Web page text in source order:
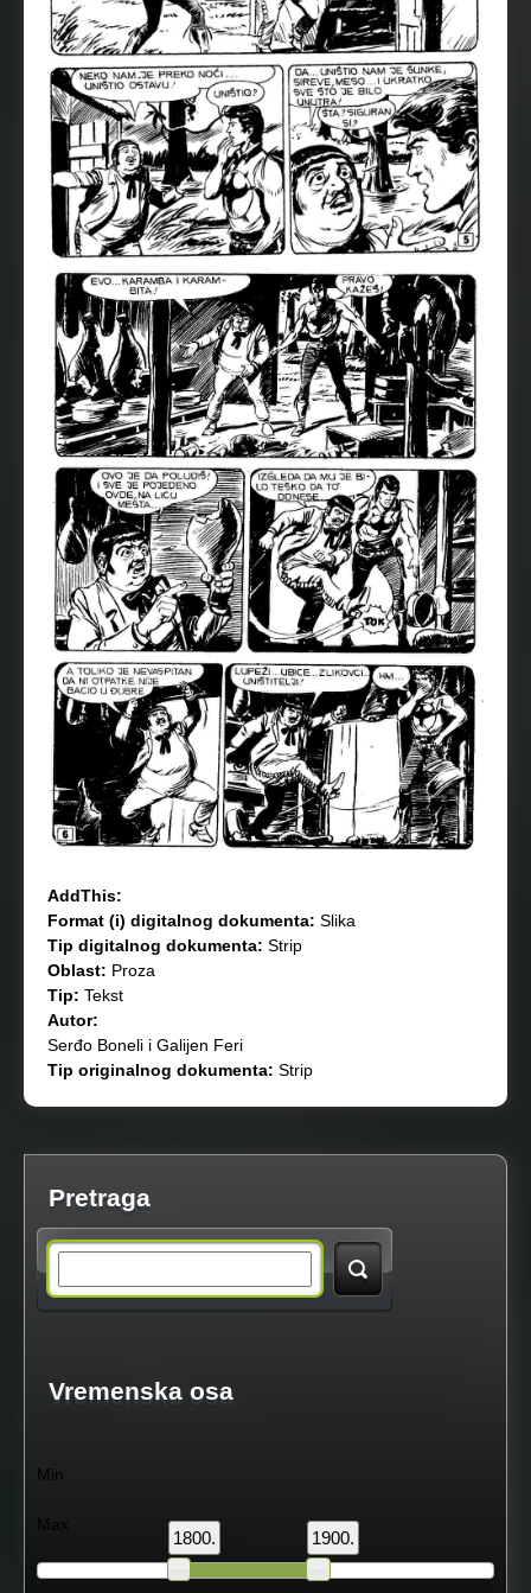
AddThis:
Format (i) digitalnog dokumenta: Slika
Tip digitalnog dokumenta: Strip
Oblast: Proza
Tip: Tekst
Autor:
Serđo Boneli i Galijen Feri
Tip originalnog dokumenta: Strip
Pretraga
a
h
Vremenska osa
Min
Max
1800. 1900.